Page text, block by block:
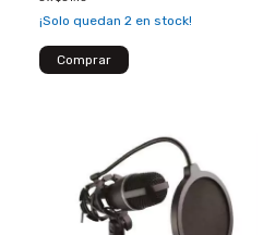
¡Solo quedan 2 en stock!